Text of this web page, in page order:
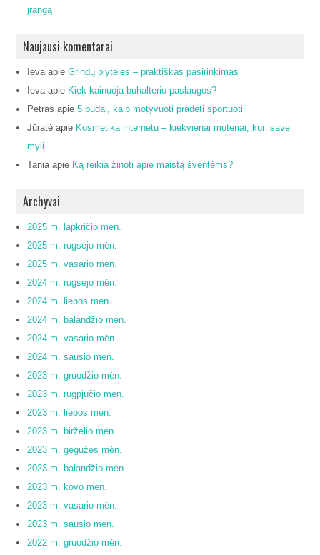
įrangą
Naujausi komentarai
IevaapieGrindų plytelės – praktiškas pasirinkimas
Ievaapie Kiek kainuoja buhalterio paslaugos?
Petras apie5 būdai, kaip motyvuoti pradėti sportuoti
Jūratė apie Kosmetika internetu – kiekvienai moteriai, kuri save
myli
Taniaapie Ką reikia žinoti apie maistą šventėms?
Archyvai
2025 m. lapkričio mėn.
2025 m. rugsėjo mėn.
2025 m. vasario mėn.
2024 m. rugsėjo mėn.
2024 m. liepos mėn.
2024 m. balandžio mėn.
2024 m. vasario mėn.
2024 m. sausio mėn.
2023 m. gruodžio mėn.
2023 m. rugpjūčio mėn.
2023 m. liepos mėn.
2023 m. birželio mėn.
2023 m. gegužės mėn.
2023 m. balandžio mėn.
2023 m. kovo mėn.
2023 m. vasario mėn.
2023 m. sausio mėn.
2022 m. gruodžio mėn.